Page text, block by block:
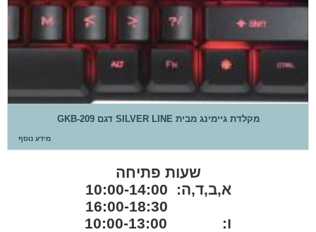
מקלדת גיימינג מבית SILVER LINE דגם GKB-209
מידע נוסף
שעות פתיחה
א,ב,ד,ה: 10:00-14:00
ו: 10:00-13:00